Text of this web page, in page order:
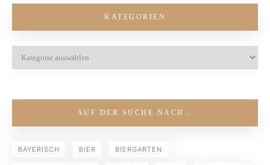
KATEGORIEN
AUF DER SUCHE NACH…
BAYERISCH BIER BIERGARTEN